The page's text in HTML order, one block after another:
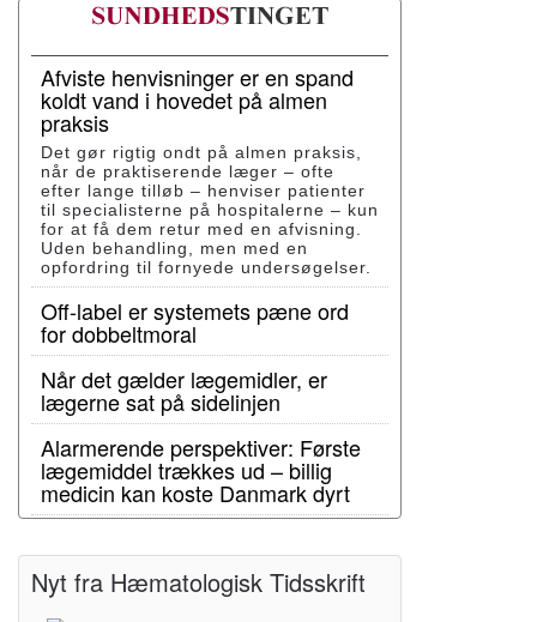
Afviste henvisninger er en spand
koldt vand i hovedet på almen
praksis
Det gør rigtig ondt på almen praksis,
når de praktiserende læger – ofte
efter lange tilløb – henviser patienter
til specialisterne på hospitalerne – kun
for at få dem retur med en afvisning.
Uden behandling, men med en
opfordring til fornyede undersøgelser.
Off-label er systemets pæne ord
for dobbeltmoral
Når det gælder lægemidler, er
lægerne sat på sidelinjen
Alarmerende perspektiver: Første
lægemiddel trækkes ud – billig
medicin kan koste Danmark dyrt
Nyt fra Hæmatologisk Tidsskrift